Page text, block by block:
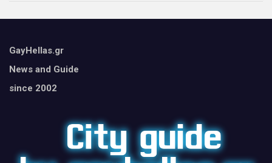
GayHellas.gr
News and Guide
since 2002